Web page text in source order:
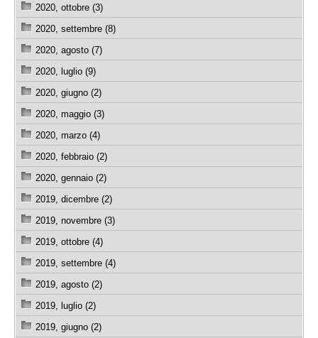
2020, ottobre (3)
2020, settembre (8)
2020, agosto (7)
2020, luglio (9)
2020, giugno (2)
2020, maggio (3)
2020, marzo (4)
2020, febbraio (2)
2020, gennaio (2)
2019, dicembre (2)
2019, novembre (3)
2019, ottobre (4)
2019, settembre (4)
2019, agosto (2)
2019, luglio (2)
2019, giugno (2)